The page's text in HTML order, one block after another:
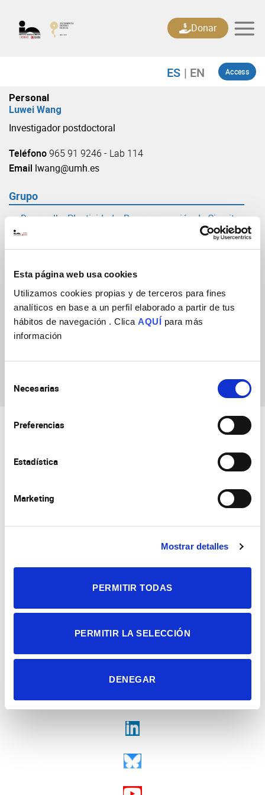
Esta página web usa cookies
Utilizamos cookies propias y de terceros para fines
analíticos en base a un perfil elaborado a partir de tus
hábitos de navegación . Clica AQUÍ para más
información
Necesarias
Preferencias
Estadística
Marketing
Mostrar detalles
PERMITIR TODAS
PERMITIR LA SELECCIÓN
DENEGAR
content
Access
Donar
Personal
Luwei Wang
Investigador postdoctoral
Teléfono965 91 9246 - Lab 114
Email lwang@umh.es
Grupo
Desarrollo, Plasticidad y Reprogramación de Circuitos
Sensoriales
(URL: https://in.umh-csic.es/grupo3882)
Campus de San Juan | Sant Joan d’Alacant